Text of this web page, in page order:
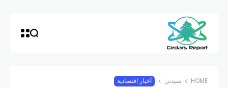
HOME سيدتي أخبار اقتصادية